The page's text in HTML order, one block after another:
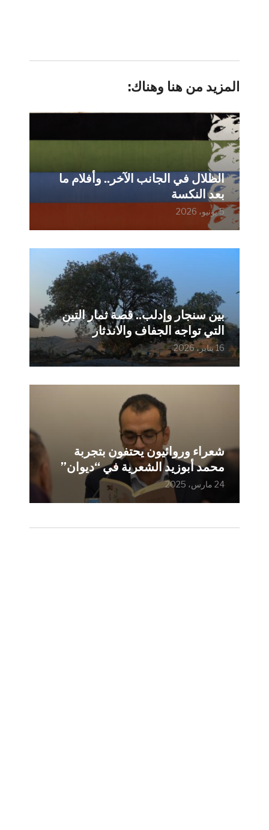
المزيد من هنا وهناك:
الظلال في الجانب الآخر.. وأفلام ما
بعد النكسة
5 يونيو، 2026
بين سنجار وإدلب.. قصة ثمار التين
التي تواجه الجفاف والاندثار
16 يناير، 2026
شعراء وروائيون يحتفون بتجربة
محمد أبوزيد الشعرية في “ديوان”
24 مارس، 2025